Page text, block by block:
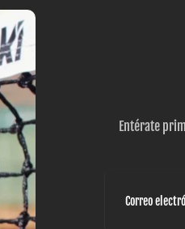
Entérate